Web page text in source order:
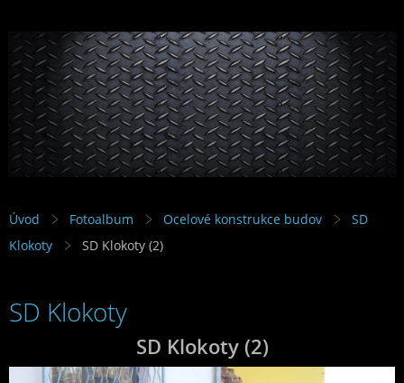
Úvod Fotoalbum Ocelové konstrukce budov
SD
Klokoty
SD Klokoty (2)
SD Klokoty
SD Klokoty (2)